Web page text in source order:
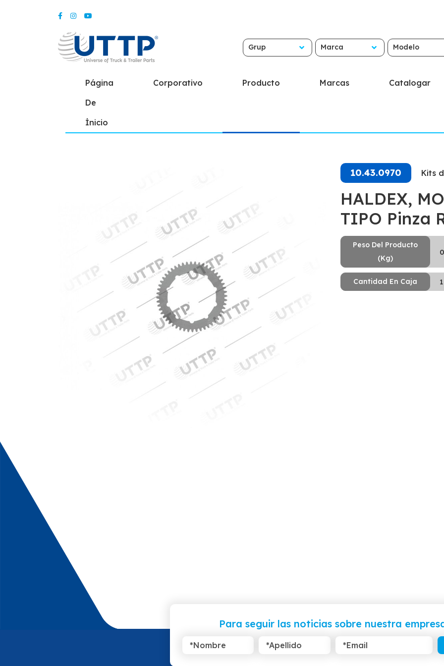
Grup Marca Modelo
Página
De
İnicio
Corporativo Producto Marcas Catalogar
10.43.0970 Kits
HALDEX,
TIPO Pinza
Peso Del Producto
(Kg)
Cantidad En Caja 1
Para seguir las noticias sobre nuestra